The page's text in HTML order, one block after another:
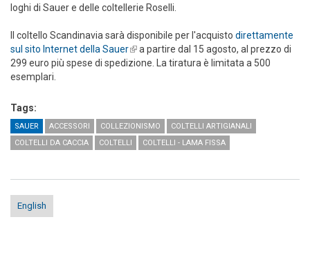
loghi di Sauer e delle coltellerie Roselli.
Il coltello Scandinavia sarà disponibile per l'acquisto direttamente
sul sito Internet della Sauer(link is external)
a partire dal 15 agosto, al prezzo di
299 euro più spese di spedizione. La tiratura è limitata a 500
esemplari.
Tags:
SAUER ACCESSORI COLLEZIONISMO
COLTELLI ARTIGIANALI
COLTELLI DA CACCIA
COLTELLI COLTELLI - LAMA FISSA
English